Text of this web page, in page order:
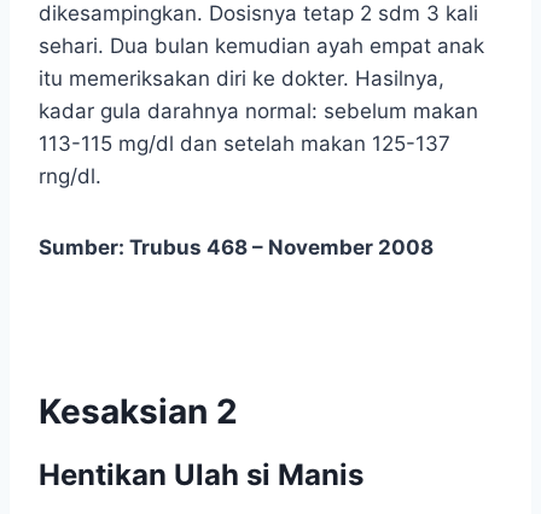
dikesampingkan. Dosisnya tetap 2 sdm 3 kali
sehari. Dua bulan kemudian ayah empat anak
itu memeriksakan diri ke dokter. Hasilnya,
kadar gula darahnya normal: sebelum makan
113-115 mg/dl dan setelah makan 125-137
rng/dl.
Sumber: Trubus 468 – November 2008
Kesaksian 2
Hentikan Ulah si Manis